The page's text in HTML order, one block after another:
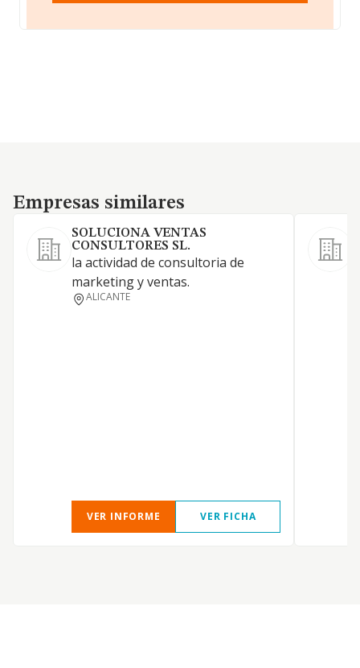
Empresas similares
Empresas similares
SOLUCIONA VENTAS
CONSULTORES SL.
la actividad de consultoria de
marketing y ventas.
ALICANTE
VER INFORME VER FICHA